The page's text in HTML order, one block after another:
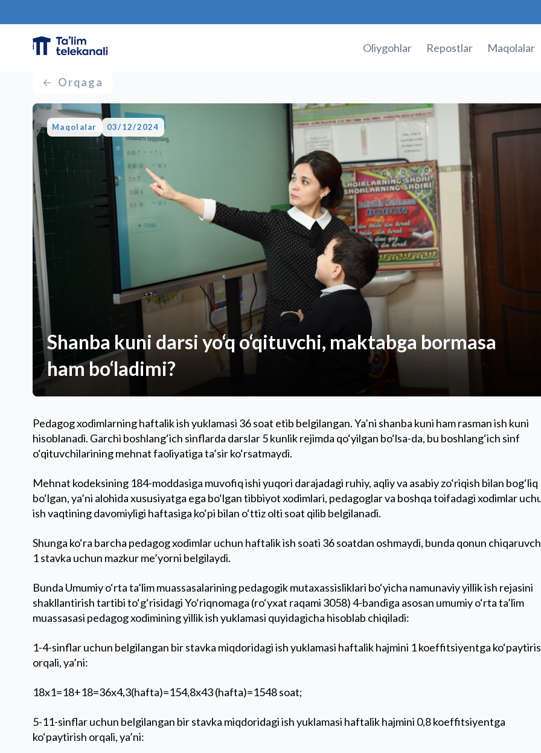
Oliygohlar Repostlar Maqolalar
Orqaga
Maqolalar 03/12/2024
Shanba kuni darsi yo‘q o‘qituvchi, maktabga bormasa
ham bo‘ladimi?
Pedagog xodimlarning haftalik ish yuklamasi 36 soat etib belgilangan. Ya’ni shanba kuni ham rasman ish kuni
hisoblanadi. Garchi boshlang‘ich sinflarda darslar 5 kunlik rejimda qo‘yilgan bo‘lsa-da, bu boshlang‘ich sinf
o‘qituvchilarining mehnat faoliyatiga ta’sir ko‘rsatmaydi.
Mehnat kodeksining 184-moddasiga muvofiq ishi yuqori darajadagi ruhiy, aqliy va asabiy zo‘riqish bilan bog‘liq
bo‘lgan, ya’ni alohida xususiyatga ega bo‘lgan tibbiyot xodimlari, pedagoglar va boshqa toifadagi xodimlar
ish vaqtining davomiyligi haftasiga ko‘pi bilan o‘ttiz olti soat qilib belgilanadi.
Shunga ko‘ra barcha pedagog xodimlar uchun haftalik ish soati 36 soatdan oshmaydi, bunda qonun
1 stavka uchun mazkur me’yorni belgilaydi.
Bunda Umumiy o‘rta ta’lim muassasalarining pedagogik mutaxassisliklari bo‘yicha namunaviy yillik ish rejasini
shakllantirish tartibi to‘g‘risidagi Yo‘riqnomaga (ro‘yxat raqami 3058) 4-bandiga asosan umumiy o‘rta ta’lim
muassasasi pedagog xodimining yillik ish yuklamasi quyidagicha hisoblab chiqiladi:
1-4-sinflar uchun belgilangan bir stavka miqdoridagi ish yuklamasi haftalik hajmini 1 koeffitsiyentga
orqali, ya’ni:
18x1=18+18=36x4,3(hafta)=154,8x43 (hafta)=1548 soat;
5-11-sinflar uchun belgilangan bir stavka miqdoridagi ish yuklamasi haftalik hajmini 0,8 koeffitsiyentga
ko‘paytirish orqali, ya’ni: